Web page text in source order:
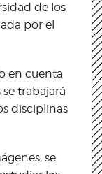
de los
por el
en cuenta
trabajará
disciplinas
se